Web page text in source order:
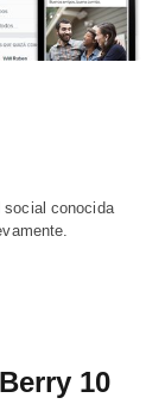
social conocida
10